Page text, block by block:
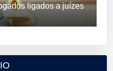
ligados a juízes